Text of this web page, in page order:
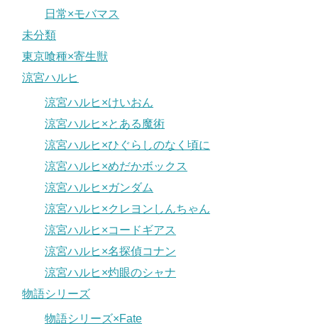
日常×モバマス
未分類
東京喰種×寄生獣
涼宮ハルヒ
涼宮ハルヒ×けいおん
涼宮ハルヒ×とある魔術
涼宮ハルヒ×ひぐらしのなく頃に
涼宮ハルヒ×めだかボックス
涼宮ハルヒ×ガンダム
涼宮ハルヒ×クレヨンしんちゃん
涼宮ハルヒ×コードギアス
涼宮ハルヒ×名探偵コナン
涼宮ハルヒ×灼眼のシャナ
物語シリーズ
物語シリーズ×Fate